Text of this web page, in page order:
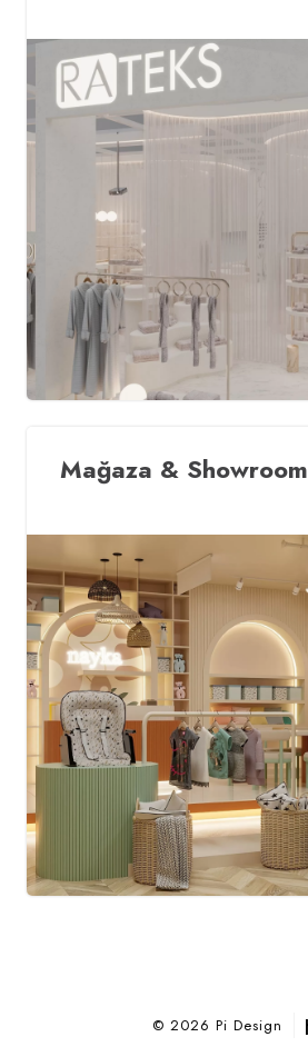
Mağaza & Showroom
© 2026 Pi Design